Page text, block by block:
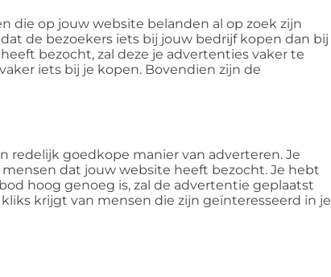
die op jouw website belanden al op zoek zijn
de bezoekers iets bij jouw bedrijf kopen dan bij
bezocht, zal deze je advertenties vaker te
iets bij je kopen. Bovendien zijn de
redelijk goedkope manier van adverteren. Je
dat jouw website heeft bezocht. Je hebt
hoog genoeg is, zal de advertentie geplaatst
krijgt van mensen die zijn geïnteresseerd in je